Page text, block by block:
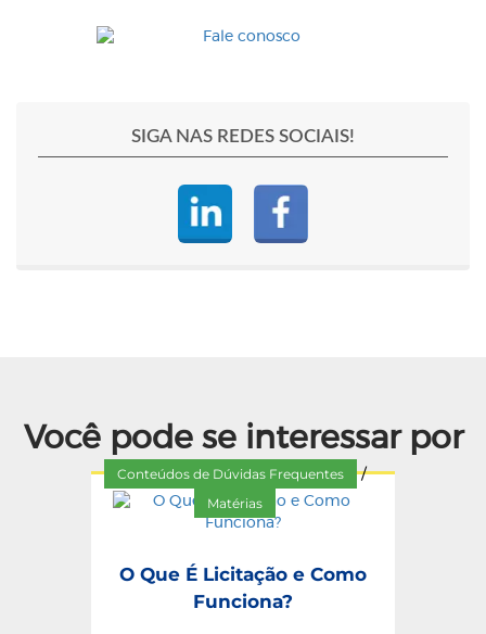
SIGA NAS REDES SOCIAIS!
Você pode se interessar por
Conteúdos de Dúvidas Frequentes /
Matérias
O Que É Licitação e Como
Funciona?